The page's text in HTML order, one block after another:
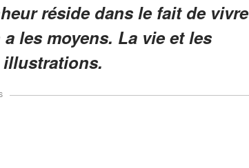
réside dans le fait de vivre
les moyens. La vie et les
illustrations.